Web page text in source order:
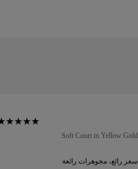
Soft Court in Yellow Gold
سعر رائع، مجوهرات رائعة